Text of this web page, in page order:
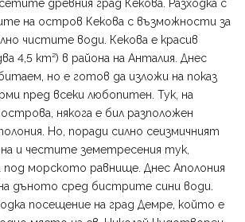
древния град Кекова. Разходка с
на остров Кекова с възможности за
чистите води. Кекова е красив
4,5 km²) в района на Анталия. Днес
но е готов да изложи на показ
пред всеки любопитен. Тук, на
някога е бил разположен
Но, поради силно сеизмичният
и честите земетресения тук,
под морското равнище. Днес Аполония
дъното сред бистрите сини води.
посещение на град Демре, който е